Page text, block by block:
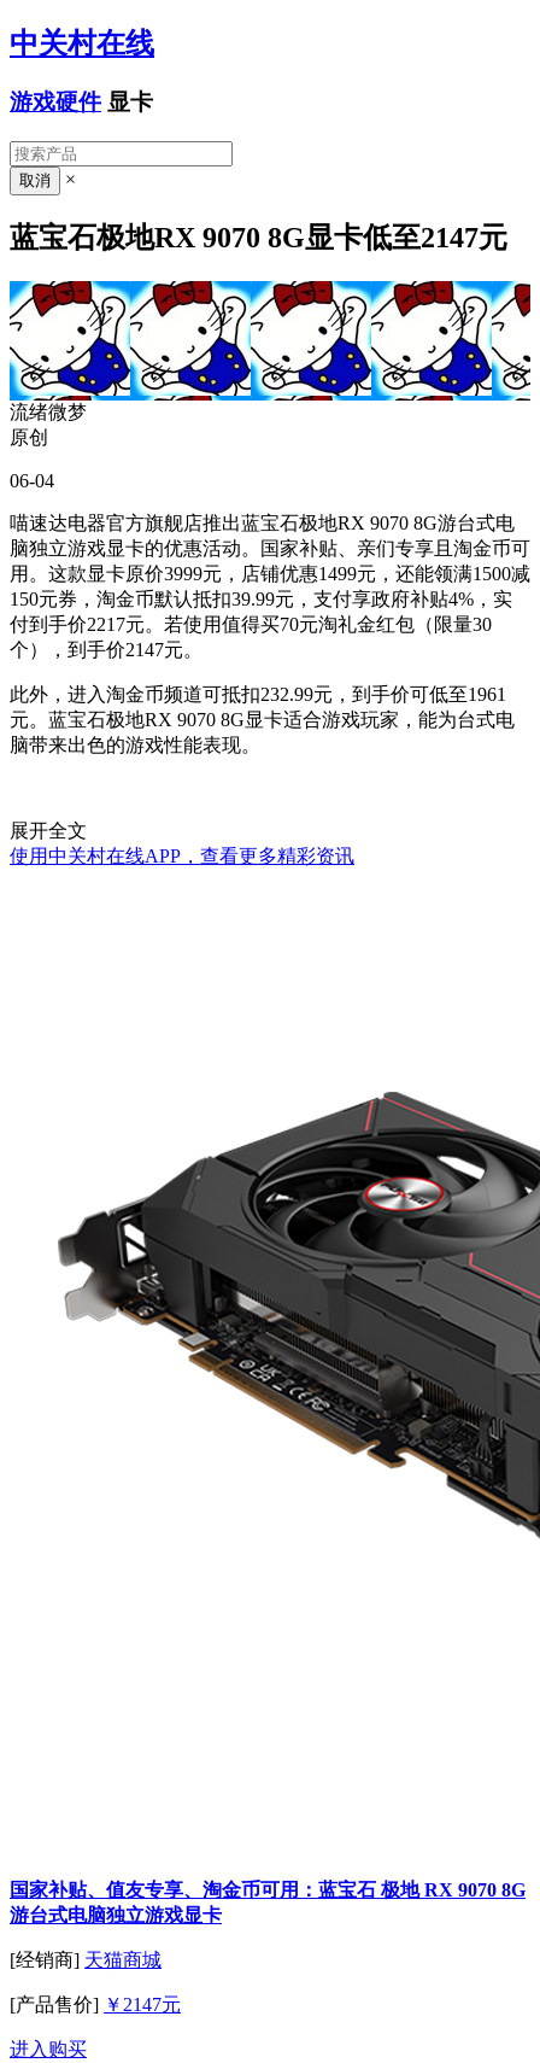
中关村在线
游戏硬件 显卡
×
蓝宝石极地RX 9070 8G显卡低至2147元
流绪微梦
原创
06-04
喵速达电器官方旗舰店推出蓝宝石极地RX 9070 8G游台式电
脑独立游戏显卡的优惠活动。国家补贴、亲们专享且淘金币可
用。这款显卡原价3999元，店铺优惠1499元，还能领满1500减
150元券，淘金币默认抵扣39.99元，支付享政府补贴4%，实
付到手价2217元。若使用值得买70元淘礼金红包（限量30
个），到手价2147元。
此外，进入淘金币频道可抵扣232.99元，到手价可低至1961
元。蓝宝石极地RX 9070 8G显卡适合游戏玩家，能为台式电
脑带来出色的游戏性能表现。
展开全文
使用中关村在线APP，查看更多精彩资讯
国家补贴、值友专享、淘金币可用：蓝宝石 极地 RX 9070 8G
游台式电脑独立游戏显卡
[经销商] 天猫商城
[产品售价] ￥2147元
进入购买